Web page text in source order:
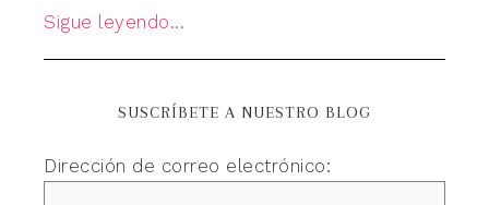
Sigue leyendo...
SUSCRÍBETE A NUESTRO BLOG
Dirección de correo electrónico: